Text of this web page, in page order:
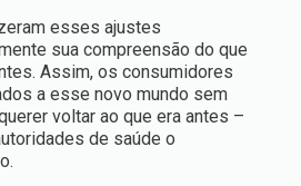
esses ajustes
sua compreensão do que
Assim, os consumidores
a esse novo mundo sem
voltar ao que era antes –
de saúde o